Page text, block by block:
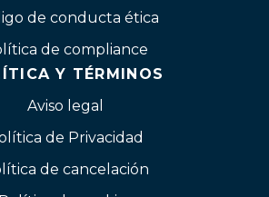
de conducta ética
de compliance
Y TÉRMINOS
Aviso legal
de Privacidad
de cancelación